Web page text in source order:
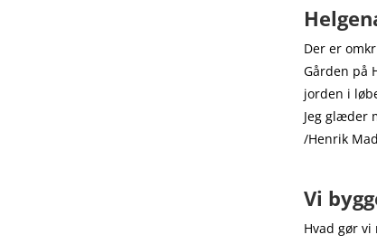
Der er
Gården på
jorden i
Jeg glæder
/Henrik
Vi
Hvad gør